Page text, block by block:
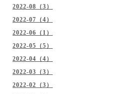
2022-08（3）
2022-07（4）
2022-06（1）
2022-05（5）
2022-04（4）
2022-03（3）
2022-02（3）